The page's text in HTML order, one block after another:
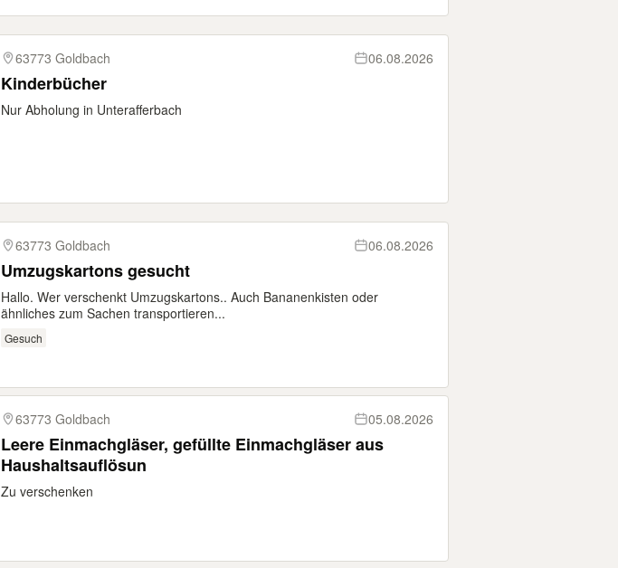
63773 Goldbach 06.08.2026
Kinderbücher
Nur Abholung in Unterafferbach
63773 Goldbach 06.08.2026
Umzugskartons gesucht
Hallo. Wer verschenkt Umzugskartons.. Auch Bananenkisten oder
ähnliches zum Sachen transportieren...
Gesuch
63773 Goldbach 05.08.2026
Leere Einmachgläser, gefüllte Einmachgläser aus
Haushaltsauflösun
Zu verschenken